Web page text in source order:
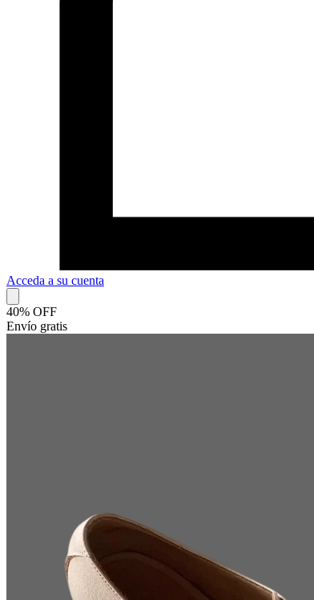
Acceda a su cuenta
40% OFF
Envío gratis